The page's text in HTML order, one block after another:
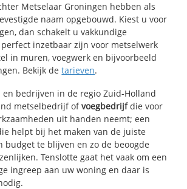
Metselaar Groningen hebben als
naam opgebouwd. Kiest u voor
dan schakelt u vakkundige
inzetbaar zijn voor metselwerk
in muren, voegwerk en bijvoorbeeld
Bekijk detarieven.
bedrijven in de regio Zuid-Holland
metselbedrijf ofvoegbedrijfdie voor
uit handen neemt; een
helpt bij het maken van de juiste
budget te blijven en zo de beoogde
Tenslotte gaat het vaak om een
ingreep aan uw woning en daar is